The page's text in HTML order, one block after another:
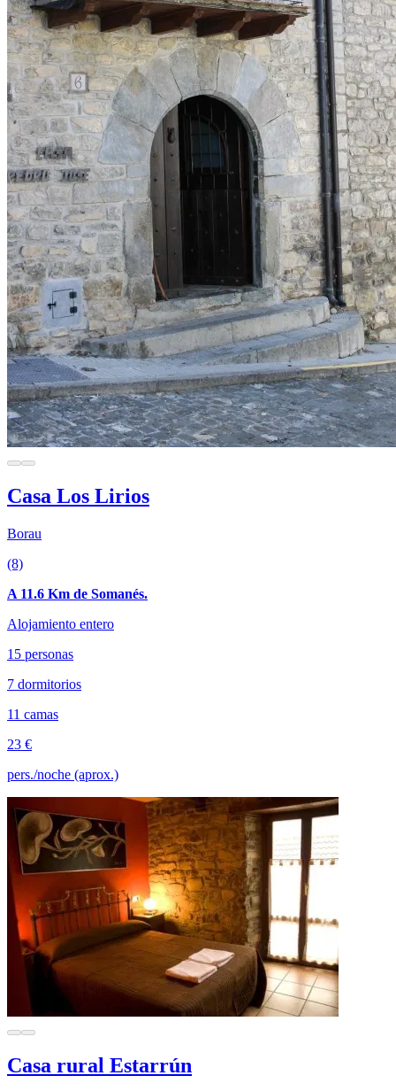
Casa Los Lirios
Borau
(8)
A 11.6 Km de Somanés.
Alojamiento entero
15 personas
7 dormitorios
11 camas
23 €
pers./noche (aprox.)
Casa rural Estarrún